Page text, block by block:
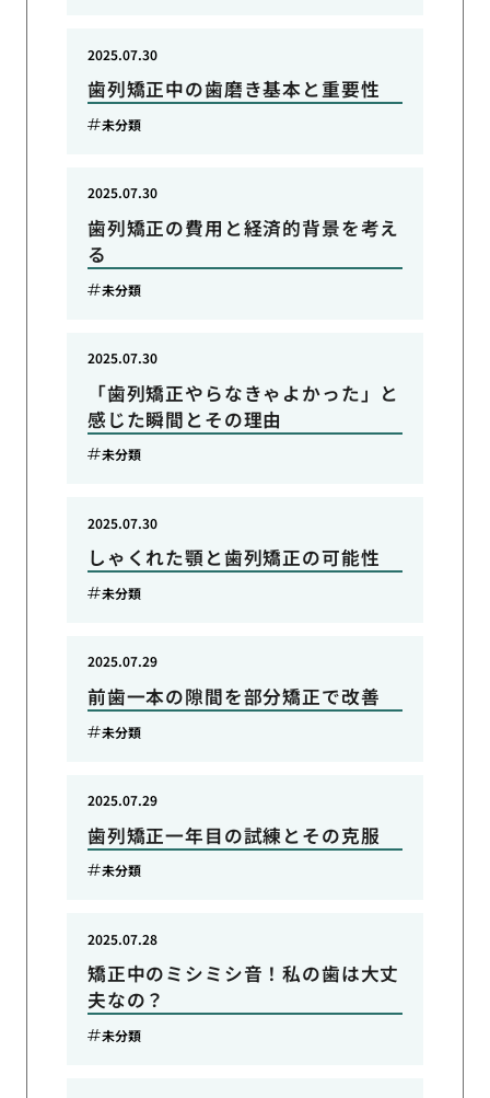
歯列矯正中の歯磨き基本と重要性
2025.07.30
未分類
歯列矯正の費用と経済的背景を考え
る
2025.07.30
未分類
「歯列矯正やらなきゃよかった」と
感じた瞬間とその理由
2025.07.30
未分類
しゃくれた顎と歯列矯正の可能性
2025.07.30
未分類
前歯一本の隙間を部分矯正で改善
2025.07.29
未分類
歯列矯正一年目の試練とその克服
2025.07.29
未分類
矯正中のミシミシ音！私の歯は大丈
夫なの？
2025.07.28
未分類